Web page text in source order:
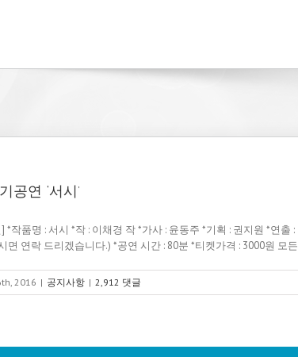
공연 ‘서시’
*작품명 : 서시 *작 : 이채경 작 *가사 : 윤동주 *기획 : 권지원 *연
면 연락 드리겠습니다.) *공연 시간 : 80분 *티켓가격 : 3000원 모
2016 | 공지사항 | 2,912 댓글